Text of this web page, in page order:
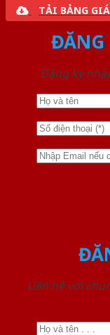
TẢI BẢNG GIÁ
ĐĂNG
Đăng ký
Liên hệ với